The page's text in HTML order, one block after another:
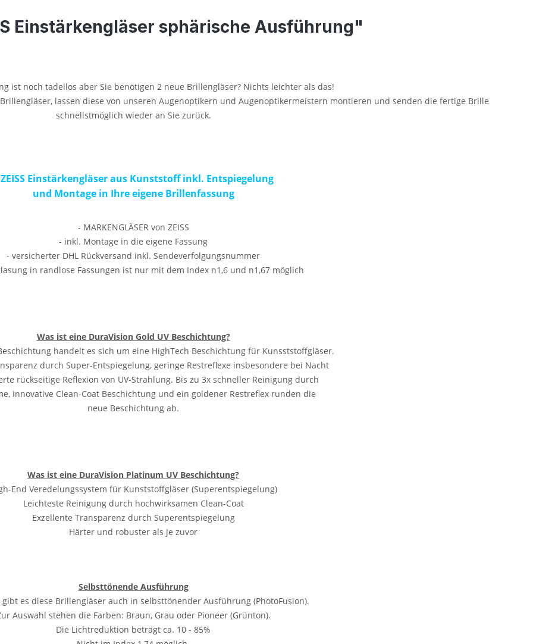
Einstärkengläser sphärische Ausführung"
ist noch tadellos aber Sie benötigen 2 neue Brillengläser? Nichts leichter als das!
lassen diese von unseren Augenoptikern und Augenoptikermeistern montieren und senden die fertige Brille
schnellstmöglich wieder an Sie zurück.
Einstärkengläser aus Kunststoff inkl. Entspiegelung
und Montage in Ihre eigene Brillenfassung
- MARKENGLÄSER von ZEISS
- inkl. Montage in die eigene Fassung
- versicherter DHL Rückversand inkl. Sendeverfolgungsnummer
in randlose Fassungen ist nur mit dem Index n1,6 und n1,67 möglich
Was ist eine DuraVision Gold UV Beschichtung?
handelt es sich um eine HighTech Beschichtung für Kunsststoffgläser.
durch Super-Entspiegelung, geringe Restreflexe insbesondere bei Nacht
rückseitige Reflexion von UV-Strahlung. Bis zu 3x schneller Reinigung durch
innovative Clean-Coat Beschichtung und ein goldener Restreflex runden die
neue Beschichtung ab.
Was ist eine DuraVision Platinum UV Beschichtung?
End Veredelungssystem für Kunststoffgläser (Superentspiegelung)
Leichteste Reinigung durch hochwirksamen Clean-Coat
Exzellente Transparenz durch Superentspiegelung
Härter und robuster als je zuvor
Selbsttönende Ausführung
gibt es diese Brillengläser auch in selbsttönender Ausführung (PhotoFusion).
Auswahl stehen die Farben: Braun, Grau oder Pioneer (Grünton).
Die Lichtreduktion beträgt ca. 10 - 85%